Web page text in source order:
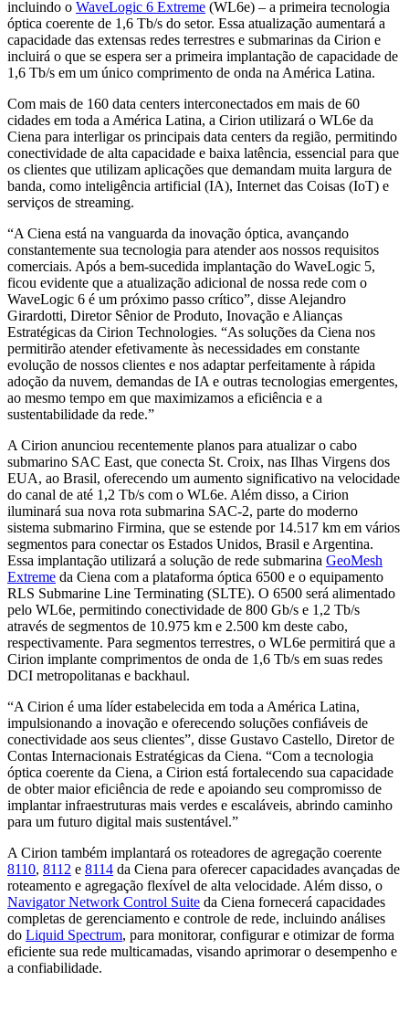
incluindo o WaveLogic 6 Extreme (WL6e) – a primeira tecnologia
óptica coerente de 1,6 Tb/s do setor. Essa atualização aumentará a
capacidade das extensas redes terrestres e submarinas da Cirion e
incluirá o que se espera ser a primeira implantação de capacidade de
1,6 Tb/s em um único comprimento de onda na América Latina.
Com mais de 160 data centers interconectados em mais de 60
cidades em toda a América Latina, a Cirion utilizará o WL6e da
Ciena para interligar os principais data centers da região, permitindo
conectividade de alta capacidade e baixa latência, essencial para que
os clientes que utilizam aplicações que demandam muita largura de
banda, como inteligência artificial (IA), Internet das Coisas (IoT) e
serviços de streaming.
“A Ciena está na vanguarda da inovação óptica, avançando
constantemente sua tecnologia para atender aos nossos requisitos
comerciais. Após a bem-sucedida implantação do WaveLogic 5,
ficou evidente que a atualização adicional de nossa rede com o
WaveLogic 6 é um próximo passo crítico”, disse Alejandro
Girardotti, Diretor Sênior de Produto, Inovação e Alianças
Estratégicas da Cirion Technologies. “As soluções da Ciena nos
permitirão atender efetivamente às necessidades em constante
evolução de nossos clientes e nos adaptar perfeitamente à rápida
adoção da nuvem, demandas de IA e outras tecnologias emergentes,
ao mesmo tempo em que maximizamos a eficiência e a
sustentabilidade da rede.”
A Cirion anunciou recentemente planos para atualizar o cabo
submarino SAC East, que conecta St. Croix, nas Ilhas Virgens dos
EUA, ao Brasil, oferecendo um aumento significativo na velocidade
do canal de até 1,2 Tb/s com o WL6e. Além disso, a Cirion
iluminará sua nova rota submarina SAC-2, parte do moderno
sistema submarino Firmina, que se estende por 14.517 km em vários
segmentos para conectar os Estados Unidos, Brasil e Argentina.
Essa implantação utilizará a solução de rede submarina GeoMesh
Extreme da Ciena com a plataforma óptica 6500 e o equipamento
RLS Submarine Line Terminating (SLTE). O 6500 será alimentado
pelo WL6e, permitindo conectividade de 800 Gb/s e 1,2 Tb/s
através de segmentos de 10.975 km e 2.500 km deste cabo,
respectivamente. Para segmentos terrestres, o WL6e permitirá que a
Cirion implante comprimentos de onda de 1,6 Tb/s em suas redes
DCI metropolitanas e backhaul.
“A Cirion é uma líder estabelecida em toda a América Latina,
impulsionando a inovação e oferecendo soluções confiáveis de
conectividade aos seus clientes”, disse Gustavo Castello, Diretor de
Contas Internacionais Estratégicas da Ciena. “Com a tecnologia
óptica coerente da Ciena, a Cirion está fortalecendo sua capacidade
de obter maior eficiência de rede e apoiando seu compromisso de
implantar infraestruturas mais verdes e escaláveis, abrindo caminho
para um futuro digital mais sustentável.”
A Cirion também implantará os roteadores de agregação coerente
8110, 8112 e 8114 da Ciena para oferecer capacidades avançadas de
roteamento e agregação flexível de alta velocidade. Além disso, o
Navigator Network Control Suite da Ciena fornecerá capacidades
completas de gerenciamento e controle de rede, incluindo análises
do Liquid Spectrum, para monitorar, configurar e otimizar de forma
eficiente sua rede multicamadas, visando aprimorar o desempenho e
a confiabilidade.